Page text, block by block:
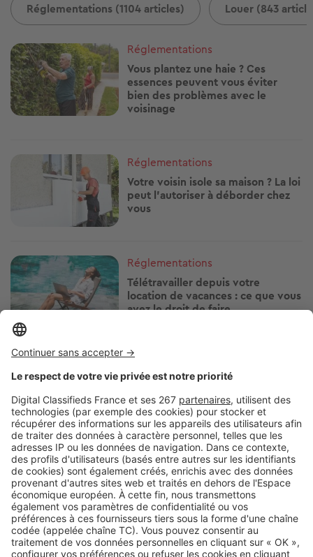
Réglementations (1104 articles) Louer (843
Image
Réglementations
Vous plantez une haie ? Ces
essences peuvent vous éviter
bien des problèmes avec le
voisinage
Réglementations
Votre voisin isole sa maison ? La loi
peut l'autoriser à déborder chez
vous
Image
Réglementations
Télétravailler depuis votre
location de vacances : ce que vous
avez le droit de faire
Image
Travaux le dimanche : ce que
votre voisin a le droit de faire… ou
non
Image
Réglementations
Vous pouvez prêter votre
logement gratuitement, mais
vérifiez d'abord ces points